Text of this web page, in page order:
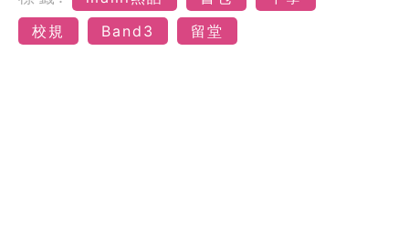
校規
Band3 留堂